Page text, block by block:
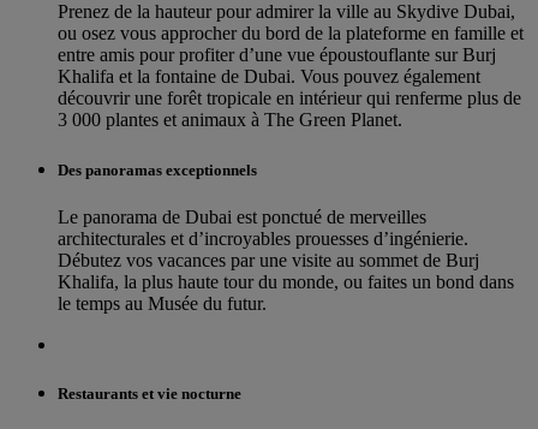
Prenez de la hauteur pour admirer la ville au Skydive Dubai,
ou osez vous approcher du bord de la plateforme en famille et
entre amis pour profiter d’une vue époustouflante sur Burj
Khalifa et la fontaine de Dubai. Vous pouvez également
découvrir une forêt tropicale en intérieur qui renferme plus de
3 000 plantes et animaux à The Green Planet.
Des panoramas exceptionnels
Le panorama de Dubai est ponctué de merveilles
architecturales et d’incroyables prouesses d’ingénierie.
Débutez vos vacances par une visite au sommet de Burj
Khalifa, la plus haute tour du monde, ou faites un bond dans
le temps au Musée du futur.
Restaurants et vie nocturne